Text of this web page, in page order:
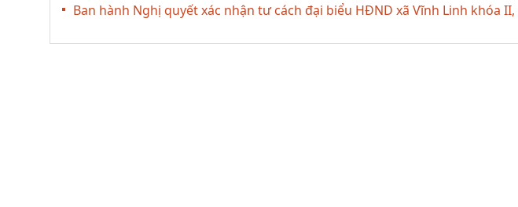
Ban hành Nghị quyết xác nhận tư cách đại biểu HĐND xã Vĩnh Linh khóa II,